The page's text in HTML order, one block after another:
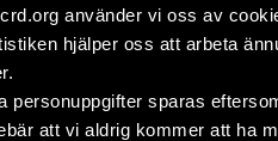
använder vi oss av
hjälper oss att arbeta
personuppgifter sparas
att vi aldrig kommer att ha
situationen och att
tillgängliga medel.